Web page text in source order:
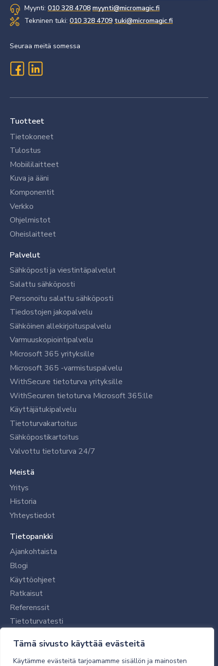
Tämä sivusto käyttää evästeitä
Käytämme evästeitä tarjoamamme sisällön ja mainosten
Myynti: 010 328 4708 myynti@micromagic.fi
Tekninen tuki: 010 328 4709 tuki@micromagic.fi
Seuraa meitä somessa
Tuotteet
Tietokoneet
Tulostus
Mobiililaitteet
Kuva ja ääni
Komponentit
Verkko
Ohjelmistot
Oheislaitteet
Palvelut
Sähköposti ja viestintäpalvelut
Salattu sähköposti
Personoitu salattu sähköposti
Tiedostojen jakopalvelu
Sähköinen allekirjoituspalvelu
Varmuuskopiointipalvelu
Microsoft 365 yrityksille
Microsoft 365 -varmistuspalvelu
WithSecure tietoturva yrityksille
WithSecuren tietoturva Microsoft 365:lle
Käyttäjätukipalvelu
Tietoturvakartoitus
Sähköpostikartoitus
Valvottu tietoturva 24/7
Meistä
Yritys
Historia
Yhteystiedot
Tietopankki
Ajankohtaista
Blogi
Käyttöohjeet
Ratkaisut
Referenssit
Tietoturvatesti
Tilaajalle
Toimitustavat ja -kulut